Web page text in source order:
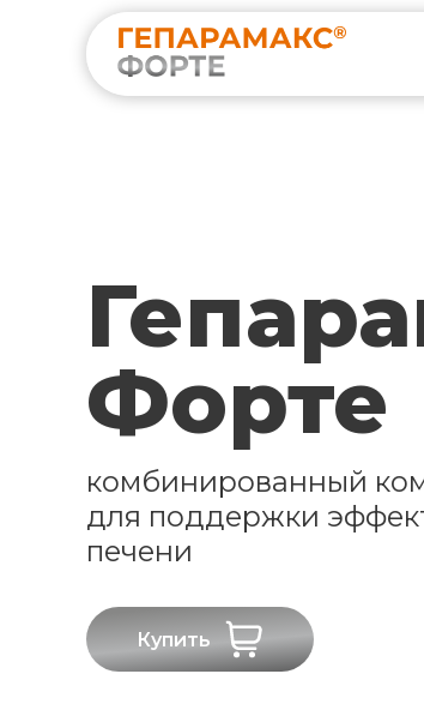
Форте
комбинированный
для поддержки
печени
Купить